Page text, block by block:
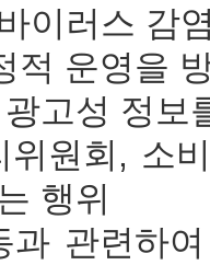
이러스 감
적 운영을
고성 정보
위원회, 소
행위
과 관련하